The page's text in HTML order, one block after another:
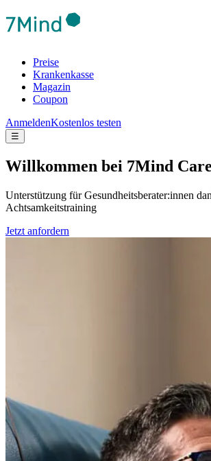
Preise
Krankenkasse
Magazin
Coupon
AnmeldenKostenlos testen
☰
Will­kom­men bei 7Mind Care
Unterstützung für Gesundheitsberater:innen
Achtsamkeitstraining
Jetzt anfordern